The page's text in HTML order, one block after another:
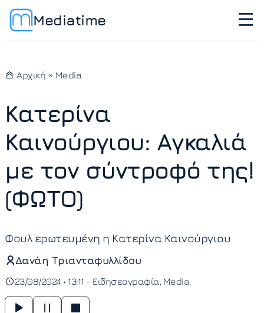
Mediatime
Αρχική » Media
Κατερίνα
Καινούργιου: Αγκαλιά
με τον σύντροφό της!
(ΦΩΤΟ)
Φουλ ερωτευμένη η Κατερίνα Καινούργιου
Δανάη Τριανταφυλλίδου
23/08/2024 • 13:11 - Ειδησεογραφία Media